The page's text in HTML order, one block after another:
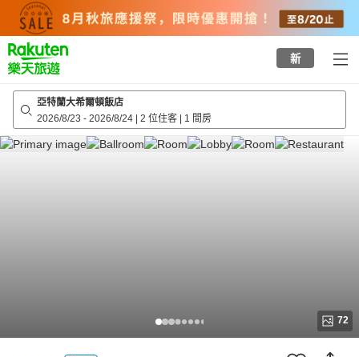
top
page
新
亞特蘭大希爾頓飯店
2026/8/23 - 2026/8/24 | 2 位住客 | 1 間房
72